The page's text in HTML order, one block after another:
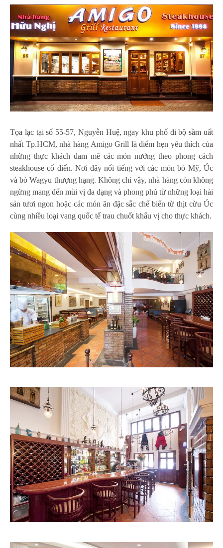
Tọa lạc tại số 55-57, Nguyễn Huệ, ngay khu phố đi bộ sầm uất
nhất Tp.HCM, nhà hàng Amigo Grill là điểm hẹn yêu thích của
những thực khách đam mê các món nướng theo phong cách
steakhouse cổ điển. Nơi đây nổi tiếng với các món bò Mỹ, Úc
và bò Wagyu thượng hạng. Không chỉ vậy, nhà hàng còn không
ngừng mang đến mùi vị đa dạng và phong phú từ những loại hải
sản tươi ngon hoặc các món ăn đặc sắc chế biến từ thịt cừu Úc
cùng nhiều loại vang quốc tế trau chuốt khẩu vị cho thực khách.